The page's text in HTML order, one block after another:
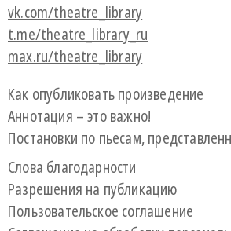
vk.com/theatre_library
t.me/theatre_library_ru
max.ru/theatre_library
Как опубликовать произведение
Аннотация – это важно!
Постановки по пьесам,
Слова благодарности
Разрешения на публикацию
Пользовательское соглашение